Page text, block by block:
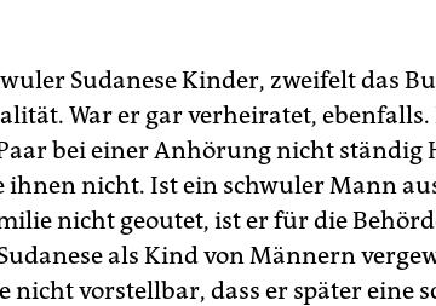
Sudanese Kinder, zweifelt das
War er gar verheiratet,
bei einer Anhörung nicht ständig
ihnen nicht. Ist ein schwuler Mann
nicht geoutet, ist er für die
als Kind von Männern
nicht vorstellbar, dass er später eine